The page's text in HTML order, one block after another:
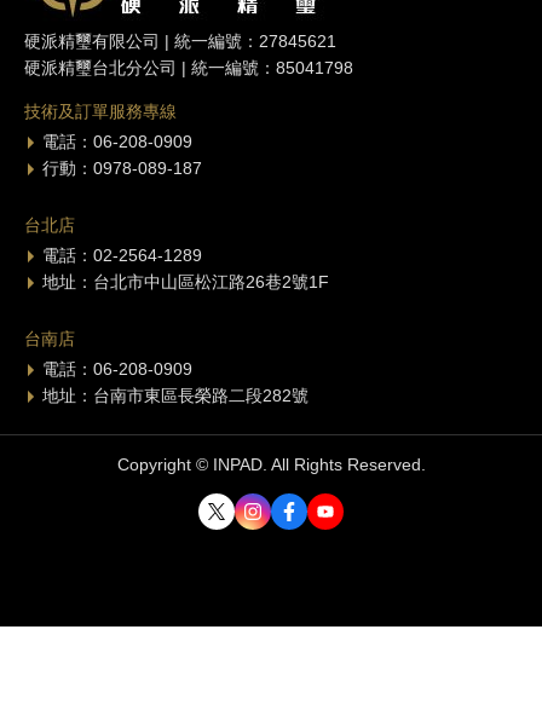
硬派精璽有限公司 | 統一編號：27845621
硬派精璽台北分公司 | 統一編號：85041798
技術及訂單服務專線
電話：06-208-0909
行動：0978-089-187
台北店
電話：02-2564-1289
地址：台北市中山區松江路26巷2號1F
台南店
電話：06-208-0909
地址：台南市東區長榮路二段282號
Copyright © INPAD. All Rights Reserved.